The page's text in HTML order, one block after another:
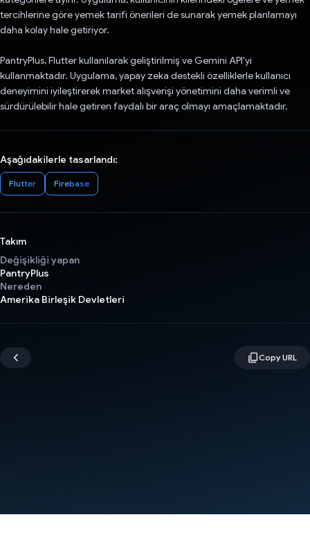
tercihlerine göre yemek tarifi önerileri de sunarak yemek planlamayı
daha kolay hale getiriyor.
PantryPlus, Flutter kullanılarak geliştirilmiş ve Gemini API'yi
kullanmaktadır. Uygulama, yapay zeka destekli özelliklerle kullanıcı
deneyimini iyileştirerek market alışverişi yönetimini daha verimli ve
sürdürülebilir hale getiren faydalı bir araç olmayı amaçlamaktadır.
Aşağıdakilerle tasarlandı:
Flutter Firebase
Takım
Değişikliği yapan
PantryPlus
Nereden
Amerika Birleşik Devletleri